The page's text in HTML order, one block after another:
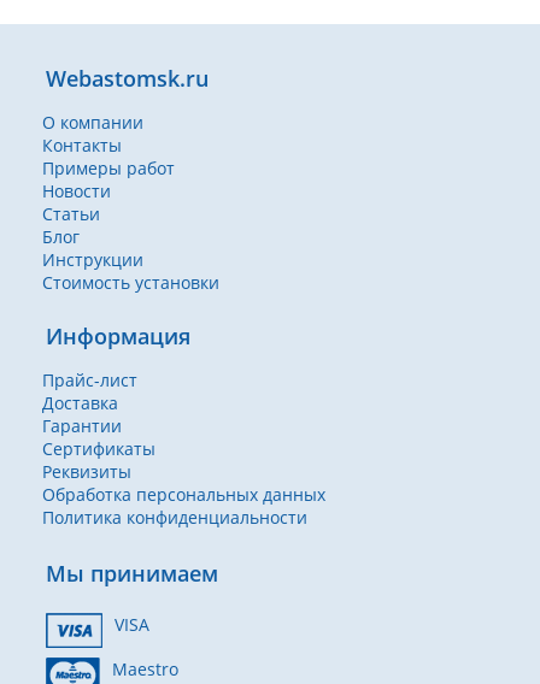
Webastomsk.ru
О компании
Контакты
Примеры работ
Новости
Статьи
Блог
Инструкции
Стоимость установки
Информация
Прайс-лист
Доставка
Гарантии
Сертификаты
Реквизиты
Обработка персональных данных
Политика конфиденциальности
Мы принимаем
VISA
Maestro